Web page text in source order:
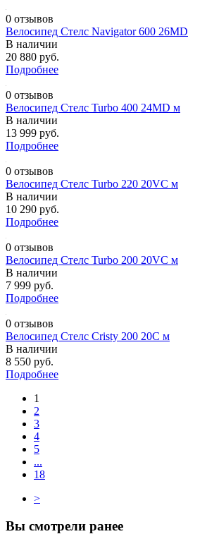
0 отзывов
Велосипед Стелс Navigator 600 26MD
В наличии
20 880 руб.
Подробнее
0 отзывов
Велосипед Стелс Turbo 400 24MD м
В наличии
13 999 руб.
Подробнее
0 отзывов
Велосипед Стелс Turbo 220 20VС м
В наличии
10 290 руб.
Подробнее
0 отзывов
Велосипед Стелс Turbo 200 20VС м
В наличии
7 999 руб.
Подробнее
0 отзывов
Велосипед Стелс Cristy 200 20C м
В наличии
8 550 руб.
Подробнее
1
2
3
4
5
...
18
>
Вы смотрели ранее